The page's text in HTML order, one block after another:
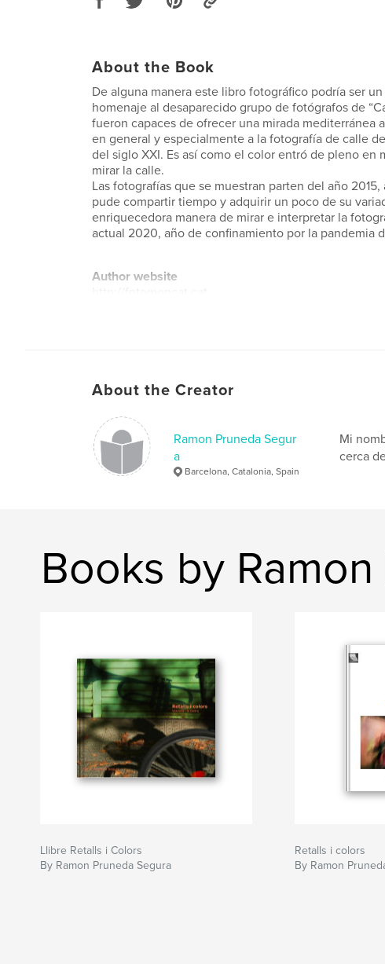
About the Book
De alguna manera este libro fotográfico podría ser
homenaje al desaparecido grupo de fotógrafos de
fueron capaces de ofrecer una mirada mediterránea
en general y especialmente a la fotografía de calle
del siglo XXI. Es así como el color entró de pleno en
mirar la calle.
Las fotografías que se muestran parten del año
pude compartir tiempo y adquirir un poco de su
enriquecedora manera de mirar e interpretar la
actual 2020, año de confinamiento por la pandemia
Author website
About the Creator
Ramon Pruneda Segur
a
Barcelona, Catalonia, Spain
Mi
cerca
Books by
Llibre Retalls i Colors
By Ramon Pruneda Segura
Retalls i colors
By Ramon